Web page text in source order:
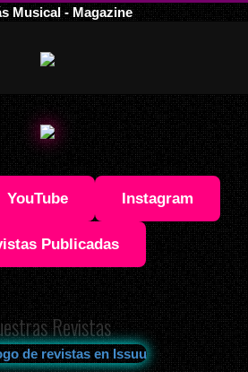
Musical - Magazine
YouTube Instagram
Publicadas
Revistas